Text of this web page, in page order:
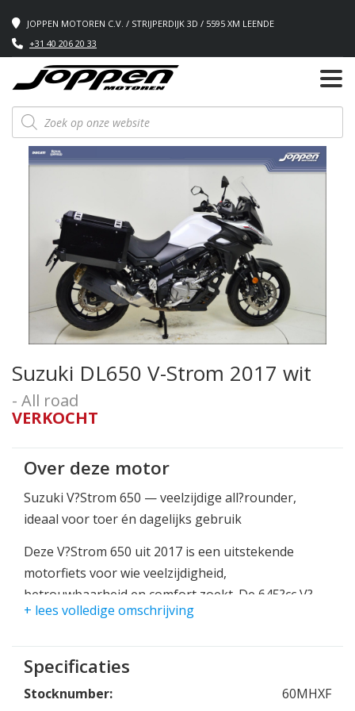
JOPPEN MOTOREN C.V. / STRIJPERDIJK 3D / 5595 XM LEENDE
+31 40 206 20 33
Producten
zoeken
Suzuki DL650 V-Strom 2017 wit
- All road
VERKOCHT
Over deze motor
Suzuki V?Strom 650 — veelzijdige all?rounder,
ideaal voor toer én dagelijks gebruik
Deze V?Strom 650 uit 2017 is een uitstekende
motorfiets voor wie veelzijdigheid,
betrouwbaarheid en comfort zoekt. De 645?cc V?
twin levert circa 70 pk en 69 Nm koppel — genoeg
inhalen op de snelweg. Dankzij de liquid cooling,
brandstofinjectie en SDTV?inlaat rijdt hij soepel
over het hele toerenbereik.
+ lees volledige omschrijving
Specificaties
Stocknumber:
60MHXF